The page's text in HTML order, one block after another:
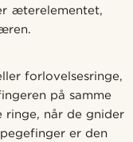
æterelementet,
forlovelsesringe,
på samme
ringe, når de gnider
er den